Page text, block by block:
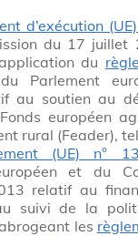
d’exécution
du 17 juillet
du
Parlement
au soutien au
européen
rural (Feader),
(UE) n°
et du
relatif au
suivi de la
les